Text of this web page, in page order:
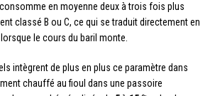
en moyenne deux à trois fois plus
classé B ou C, ce qui se traduit directement en
le cours du baril monte.
intègrent de plus en plus ce paramètre dans
chauffé au fioul dans une passoire